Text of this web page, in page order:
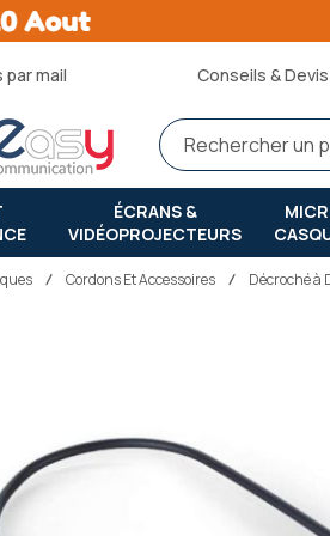
mail Conseils &
ÉCRANS &
VIDÉOPROJECTEURS
Cordons Et Accessoires Décroché à